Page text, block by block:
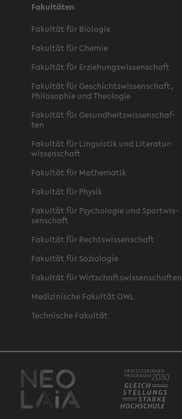
Fakultäten
Fa­kul­tät für Bio­lo­gie
Fa­kul­tät für Che­mie
Fa­kul­tät für Er­zie­hungs­wis­sen­schaft
Fa­kul­tät für Ge­schichts­wis­sen­schaft,
Phi­lo­so­phie und Theo­lo­gie
Fa­kul­tät für Ge­sund­heits­wis­sen­schaf­
ten
Fa­kul­tät für Lin­gu­is­tik und Li­te­ra­tur­
wis­sen­schaft
Fa­kul­tät für Ma­the­ma­tik
Fa­kul­tät für Phy­sik
Fa­kul­tät für Psy­cho­lo­gie und Sport­wis­
sen­schaft
Fa­kul­tät für Rechts­wis­sen­schaft
Fa­kul­tät für So­zio­lo­gie
Fa­kul­tät für Wirt­schafts­wis­sen­schaf­ten
Me­di­zi­ni­sche Fa­kul­tät OWL
Tech­ni­sche Fa­kul­tät